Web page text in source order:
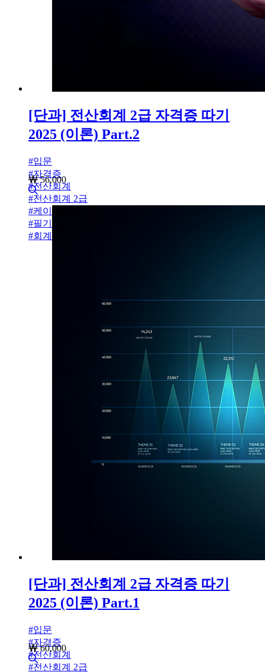
[단과] 전산회계 2급 자격증 따기
2025 (이론) Part.2
#입문
#자격증
#전산회계
#전산회계 2급
#케이렙
#필기
#회계
56,000
[단과] 전산회계 2급 자격증 따기
2025 (이론) Part.1
#입문
#자격증
#전산회계
#전산회계 2급
60,000